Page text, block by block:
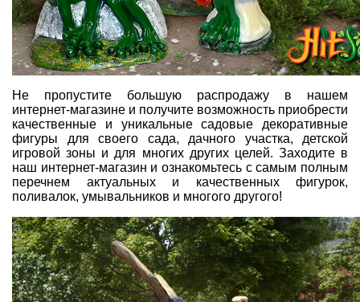
Не пропустите большую распродажу в нашем
интернет-магазине и получите возможность приобрести
качественные и уникальные садовые декоративные
фигуры для своего сада, дачного участка, детской
игровой зоны и для многих других целей. Заходите в
наш интернет-магазин и ознакомьтесь с самым полным
перечнем актуальных и качественных фигурок,
поливалок, умывальников и многого другого!